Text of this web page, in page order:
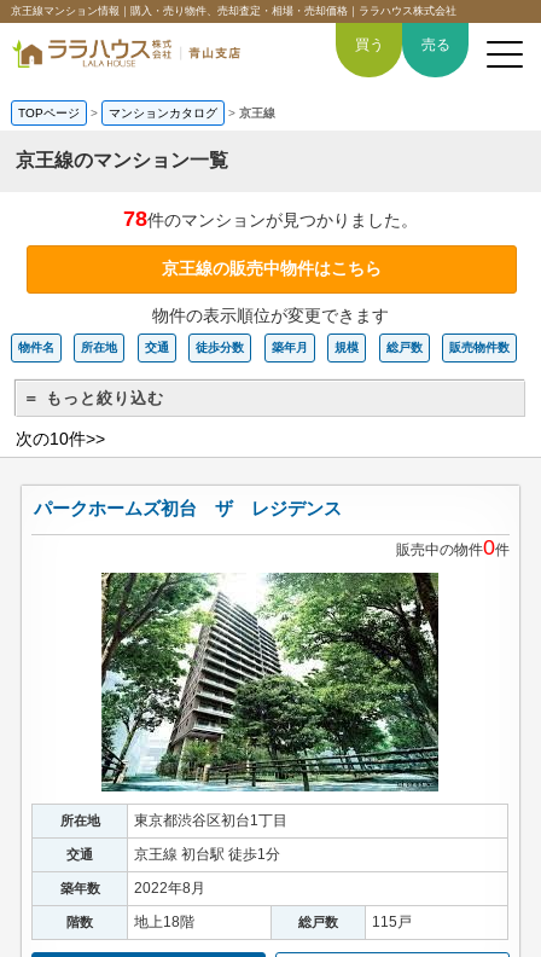
京王線マンション情報｜購入・売り物件、売却査定・相場・売却価格｜ララハウス株式会社
空間デザイン事例
スタッフ紹介
お客様の声
お知らせ
お問い合わせ
来店予約
買う 売る
TOPページ > マンションカタログ > 京王線
京王線のマンション一覧
78件のマンションが見つかりました。
京王線の販売中物件はこちら
物件の表示順位が変更できます
物件名 所在地 交通 徒歩分数 築年月 規模 総戸数 販売物件数
＝ もっと絞り込む
次の10件>>
パークホームズ初台 ザ レジデンス
販売中の物件0件
所在地 東京都渋谷区初台1丁目
交通 京王線 初台駅 徒歩1分
築年数 2022年8月
階数 地上18階 総戸数 115戸